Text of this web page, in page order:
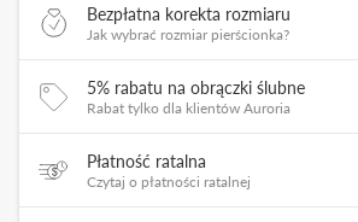
Bezpłatna korekta rozmiaru
Jak wybrać rozmiar pierścionka?
5% rabatu na obrączki ślubne
Rabat tylko dla klientów Auroria
Płatność ratalna
Czytaj o płatności ratalnej